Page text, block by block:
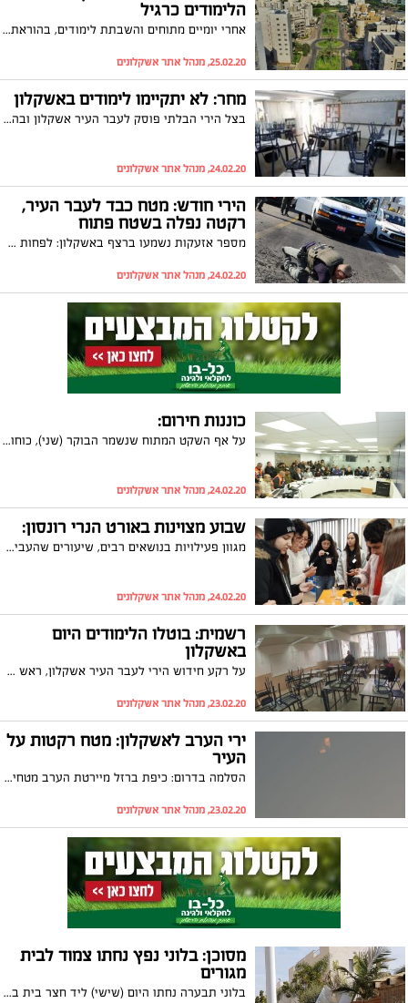
הלימודים כרגיל
אחרי יומיים מתוחים והשבתת לימודים, בהוראת פיקוד העורף העיר אשקלון חוזרת לשגרה. תנועת הרכבות חודשה, בוטלה המגבלה על התכנסות וכן בוטלו המגבלות על כל הפעילויות החינוכיות. החוגים יתקיימו, ומחר התלמידים יחזרו ללימודים
25.02.20, מנהל אתר אשקלונים
מחר: לא יתקיימו לימודים באשקלון
בצל הירי הבלתי פוסק לעבר העיר אשקלון ובהתאם להנחיות פיקוד העורף, הלימודים לא יתקיימו גם מחר (שלישי)
24.02.20, מנהל אתר אשקלונים
הירי חודש: מטח כבד לעבר העיר,
רקטה נפלה בשטח פתוח
מספר אזעקות נשמעו ברצף באשקלון: לפחות 10 רקטות נורו לעבר העיר, רקטה אחת נפלה בשטח פתוח בדרום העיר. תושב העיר כבן 55 נפל ונחבל בפניו. ארגוני הטרור הזהירו כי הרקטה שנפלה היא רקטה חדשנית הנושאת למעלה מ-100 ק"ג חומר נפץ
24.02.20, מנהל אתר אשקלונים
כוננות חירום:
על אף השקט המתוח שנשמר הבוקר (שני), כוחות החירום והביטחון עדיין נמצאים בכוננות שיא. התלמידים נשארו בבית, תנועת הרכבות הופסקה, צירים נחסמו ומרכז חוסן החדש כבר נכנס לפעולה
24.02.20, מנהל אתר אשקלונים
שבוע מצוינות באורט הנרי רונסון:
​​​​​​​מגוון פעילויות בנושאים רבים, שיעורים שהעבירו תלמידים לחבריהם, סדנאות ייחודיות ופעילויות ייחודיות בנושאי המדעים מדעיים הן רק חלק מהיוזמות שהתקיימו בשבוע המצוינות בבית הספר "אורט הנרי רונסון" שנערך בשבוע שעבר
24.02.20, מנהל אתר אשקלונים
רשמית: בוטלו הלימודים היום
באשקלון
על רקע חידוש הירי לעבר העיר אשקלון, ראש העיר תומר גלאם הנחה לבטל את הלימודים היום (שני)
23.02.20, מנהל אתר אשקלונים
ירי הערב לאשקלון: מטח רקטות על
העיר
הסלמה בדרום: כיפת ברזל מיירטת הערב מטחי רקטות שנורות לעבר העיר אשקלון. המקלטים נפתחו, אין הנחיה לגבי לימודים
23.02.20, מנהל אתר אשקלונים
מסוכן: בלוני נפץ נחתו צמוד לבית
מגורים
בלוני תבערה נחתו היום (שישי) ליד חצר בית בשכונת נווה דקלים באשקלון. חברים הוזעקו למקום, האירוע הסתיים ללא נפגעים